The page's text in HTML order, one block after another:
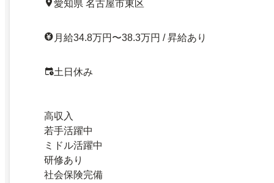
愛知県 名古屋市東区
月給34.8万円〜38.3万円 / 昇給あり
土日休み
高収入
若手活躍中
ミドル活躍中
研修あり
社会保険完備